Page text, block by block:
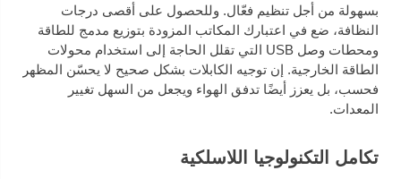
بسهولة من أجل تنظيم فعّال. وللحصول على أقصى درجات
النظافة، ضع في اعتبارك المكاتب المزودة بتوزيع مدمج للطاقة
ومحطات وصل USB التي تقلل الحاجة إلى استخدام محولات
الطاقة الخارجية. إن توجيه الكابلات بشكل صحيح لا يحسّن المظهر
فحسب، بل يعزز أيضًا تدفق الهواء ويجعل من السهل تغيير
المعدات.
تكامل التكنولوجيا اللاسلكية